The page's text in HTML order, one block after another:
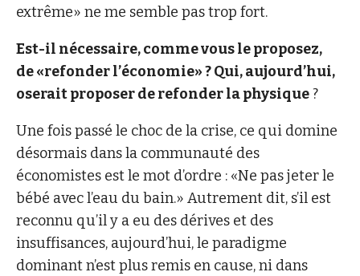
extrême» ne me semble pas trop fort.
Est-il nécessaire, comme vous le proposez,
de «refonder l’économie» ? Qui, aujourd’hui,
oserait proposer de refonder la physique?
Une fois passé le choc de la crise, ce qui domine
désormais dans la communauté des
économistes est le mot d’ordre : «Ne pas jeter le
bébé avec l’eau du bain.» Autrement dit, s’il est
reconnu qu’il y a eu des dérives et des
insuffisances, aujourd’hui, le paradigme
dominant n’est plus remis en cause, ni dans